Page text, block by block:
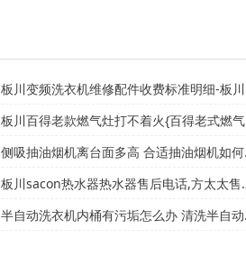
板川变频洗衣机维修配件收费标准明细-板川变频洗衣机维修配件收费标准明细表最新的报...
板川百得老款燃气灶打不着火{百得老式燃气灶打不着火
侧吸抽油烟机离台面多高 合适抽油烟机如何安装_
板川sacon热水器热水器售后电话,方太太售后电话多少`sacon热水器维修电话...
半自动洗衣机内桶有污垢怎么办 清洗半自动洗衣机内桶污垢的方法+半自动洗衣机排水慢...